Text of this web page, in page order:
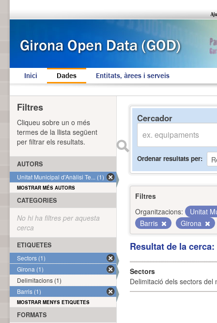
Inici Dades Entitats, àrees i serveis
Cercador
Ordenar resultats per
Filtres
Organitzacions:
Unitat
Barris
Girona
Resultat de la
Sectors
Delimitació dels sectors del
Filtres
Cliqueu sobre un o més
termes de la llista següent
per filtrar els resultats.
AUTORS
Unitat Municipal d'Anàlisi Te... (1)
MOSTRAR MÉS AUTORS
CATEGORIES
No hi ha filtres per aquesta
cerca
ETIQUETES
Sectors (1)
Girona (1)
Delimitacions (1)
Barris (1)
MOSTRAR MENYS ETIQUETES
FORMATS